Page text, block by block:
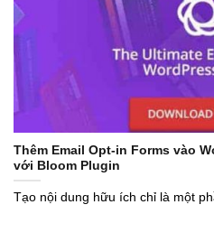
Thêm Email Opt-in Forms vào
với Bloom Plugin
Tạo nội dung hữu ích chỉ là một